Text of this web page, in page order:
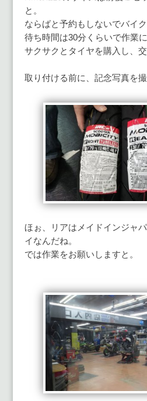
と。
ならばと予約もしないでバイ
待ち時間は30分くらいで作業
サクサクとタイヤを購入し、
取り付ける前に、記念写真を
ほぉ、リアはメイドインジャ
イなんだね。
では作業をお願いしますと。